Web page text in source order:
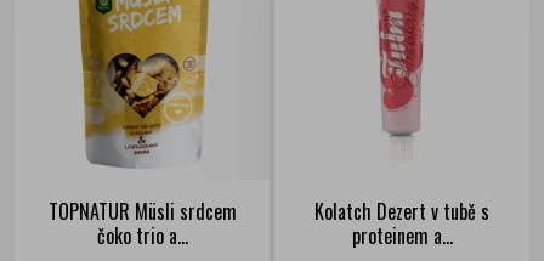
TOPNATUR Müsli srdcem
čoko trio a...
Kolatch Dezert v tubě s
proteinem a...